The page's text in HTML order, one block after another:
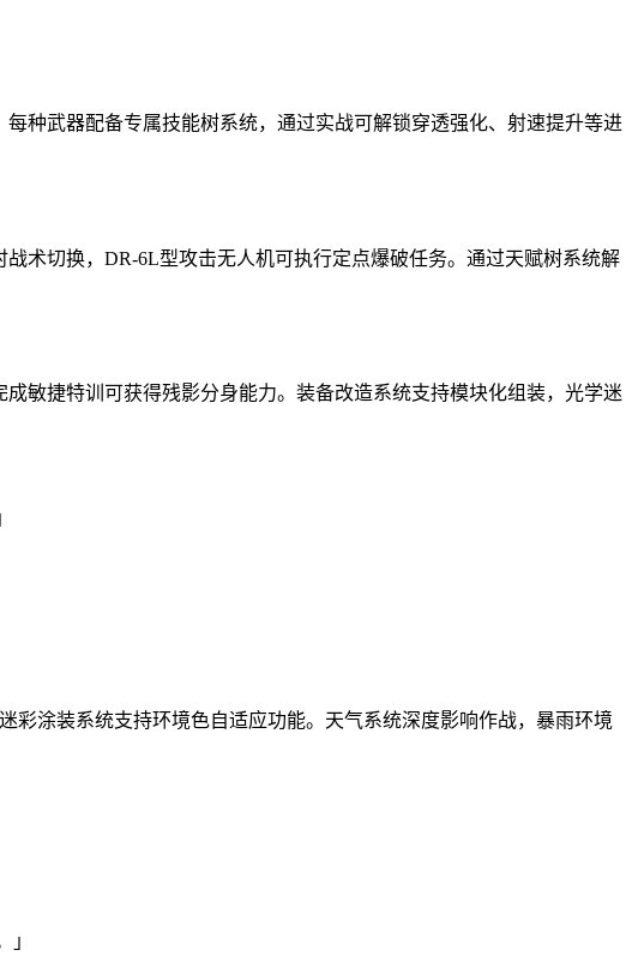
种武器配备专属技能树系统，通过实战可解锁穿透强化、射速提升等进
术切换，DR-6L型攻击无人机可执行定点爆破任务。通过天赋树系统解
敏捷特训可获得残影分身能力。装备改造系统支持模块化组装，光学迷
彩涂装系统支持环境色自适应功能。天气系统深度影响作战，暴雨环境